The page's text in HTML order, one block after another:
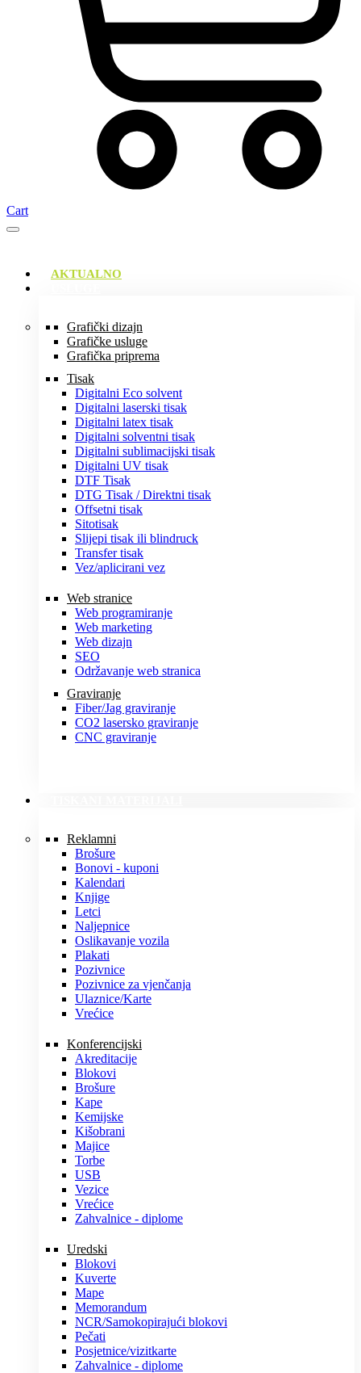
Cart
AKTUALNO
Grafički dizajn
Grafičke usluge
Grafička priprema
Tisak
Digitalni Eco solvent
Digitalni laserski tisak
Digitalni latex tisak
Digitalni solventni tisak
Digitalni sublimacijski tisak
Digitalni UV tisak
DTF Tisak
DTG Tisak / Direktni tisak
Offsetni tisak
Sitotisak
Slijepi tisak ili blindruck
Transfer tisak
Vez/aplicirani vez
Web stranice
Web programiranje
Web marketing
Web dizajn
SEO
Održavanje web stranica
Graviranje
Fiber/Jag graviranje
CO2 lasersko graviranje
CNC graviranje
Reklamni
Brošure
Bonovi - kuponi
Kalendari
Knjige
Letci
Naljepnice
Oslikavanje vozila
Plakati
Pozivnice
Pozivnice za vjenčanja
Ulaznice/Karte
Vrećice
Konferencijski
Akreditacije
Blokovi
Brošure
Kape
Kemijske
Kišobrani
Majice
Torbe
USB
Vezice
Vrećice
Zahvalnice - diplome
Uredski
Blokovi
Kuverte
Mape
Memorandum
NCR/Samokopirajući blokovi
Pečati
Posjetnice/vizitkarte
Zahvalnice - diplome